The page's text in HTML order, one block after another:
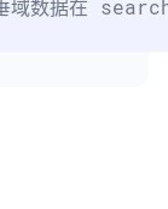
域数据在